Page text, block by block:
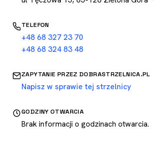
TELEFON
+48 68 327 23 70
+48 68 324 83 48
ZAPYTANIE PRZEZ DOBRASTRZELNICA.PL
Napisz w sprawie tej strzelnicy
GODZINY OTWARCIA
Brak informacji o godzinach otwarcia.